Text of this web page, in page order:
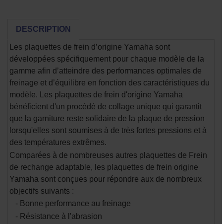
DESCRIPTION
Les plaquettes de frein d’origine Yamaha sont
développées spécifiquement pour chaque modèle de la
gamme afin d’atteindre des performances optimales de
freinage et d’équilibre en fonction des caractéristiques du
modèle.
Les plaquettes de frein d'origine Yamaha
bénéficient d'un procédé de collage unique qui garantit
que la garniture reste solidaire de la plaque de pression
lorsqu'elles sont soumises à de très fortes pressions et à
des températures extrêmes.
Comparées à de nombreuses autres plaquettes de Frein
de rechange adaptable, les plaquettes de frein origine
Yamaha sont conçues pour répondre aux de nombreux
objectifs suivants :
- Bonne performance au freinage
- Résistance à l'abrasion